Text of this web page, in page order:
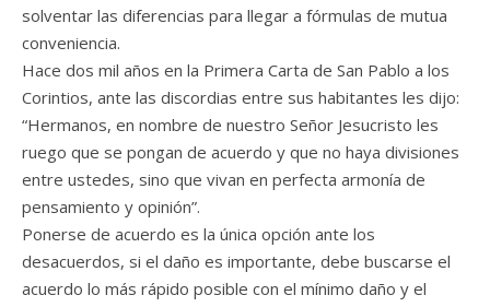
solventar las diferencias para llegar a fórmulas de mutua
conveniencia.
Hace dos mil años en la Primera Carta de San Pablo a los
Corintios, ante las discordias entre sus habitantes les dijo:
“Hermanos, en nombre de nuestro Señor Jesucristo les
ruego que se pongan de acuerdo y que no haya divisiones
entre ustedes, sino que vivan en perfecta armonía de
pensamiento y opinión”.
Ponerse de acuerdo es la única opción ante los
desacuerdos, si el daño es importante, debe buscarse el
acuerdo lo más rápido posible con el mínimo daño y el